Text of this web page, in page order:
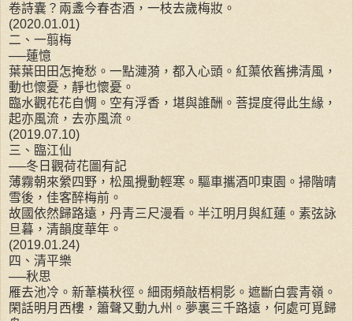
卷詩囊？兩盞今春杏酒，一枝去歲梅妝。
(2020.01.01)
二、一翦梅
──蓮憶
葉葉田田怎掩愁。一點漣漪，都入心頭。紅蕖依舊拂清風，
動也懷憂，靜也懷憂。
臨水觀花花自惆。空有浮香，堪與誰酬。菩提度得此生緣，
起亦風流，去亦風流。
(2019.07.10)
三、臨江仙
──冬日觀荷花圖有記
薄霧朝來縈四野，松風攪動輕寒。驅車攜酒叩東園。掃階晴
雪後，佳客醉梅前。
故國依然歸路遠，丹青三尺漫看。半江明月與紅蓮。素弦詠
旦暮，清韻度華年。
(2019.01.24)
四、清平樂
──秋思
雁去池冷。新葦橫秋徑。細雨頻敲梧桐影。遮斷白雲青嶺。
閑話明月西樓，簫聲又動九州。夢裏三千路遠，何處可覓歸